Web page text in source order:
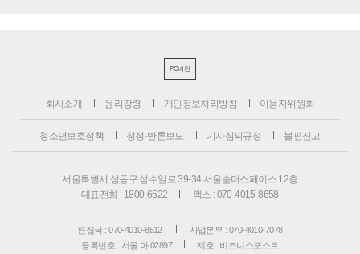
PC버전
회사소개 윤리강령 개인정보처리방침 이용자위원회
청소년보호정책 정정·반론보도 기사심의규정 불편신고
서울특별시 성동구 성수일로 39-34 서울숲더스페이스 12층
대표전화 : 1800-6522
팩스 : 070-4015-8658
편집국 : 070-4010-8512
사업본부 : 070-4010-7078
등록번호 : 서울 아 02897
제호 : 비즈니스포스트